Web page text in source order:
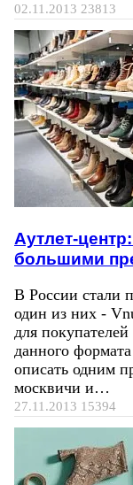
02.11.2013 23813
Аутлет-
большими
В России стали
один из них -
для
данного
описать одним
москвичи и…
27.11.2013 15394